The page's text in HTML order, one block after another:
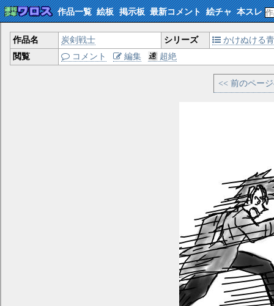
作品一覧 絵板 掲示板 最新コメント 絵チャ 本スレ
作品名 炭剣戦士 シリーズ
かけぬける
閲覧
コメント 編集 超絶
<< 前のペー